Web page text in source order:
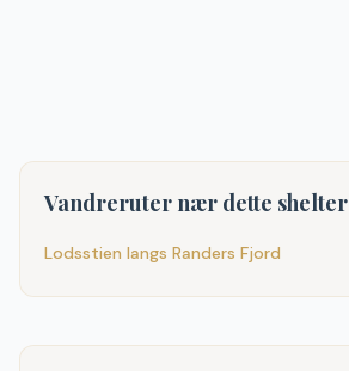
Vandreruter nær dette shelter
Lodsstien langs Randers Fjord